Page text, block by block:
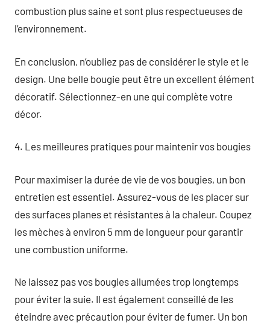
combustion plus saine et sont plus respectueuses de
l’environnement.
En conclusion, n’oubliez pas de considérer le style et le
design. Une belle bougie peut être un excellent élément
décoratif. Sélectionnez-en une qui complète votre
décor.
4. Les meilleures pratiques pour maintenir vos bougies
Pour maximiser la durée de vie de vos bougies, un bon
entretien est essentiel. Assurez-vous de les placer sur
des surfaces planes et résistantes à la chaleur. Coupez
les mèches à environ 5 mm de longueur pour garantir
une combustion uniforme.
Ne laissez pas vos bougies allumées trop longtemps
pour éviter la suie. Il est également conseillé de les
éteindre avec précaution pour éviter de fumer. Un bon